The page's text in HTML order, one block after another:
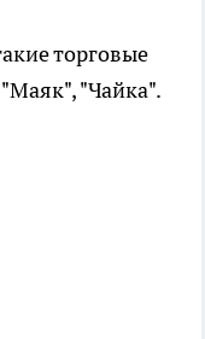
торговые
"Маяк", "Чайка".